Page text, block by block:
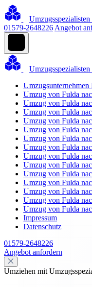
01579-2648226 Angebot
Umzugsunternehmen
Umzug von Fulda
Umzug von Fulda
Umzug von Fulda
Umzug von Fulda
Umzug von Fulda
Umzug von Fulda
Umzug von Fulda
Umzug von Fulda
Umzug von Fulda
Umzug von Fulda
Umzug von Fulda
Umzug von Fulda
Umzug von Fulda
Umzug von Fulda
Impressum
Datenschutz
01579-2648226
Angebot anfordern
Umziehen mit